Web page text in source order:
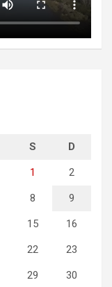
S D
1 2
8 9
15 16
22 23
29 30